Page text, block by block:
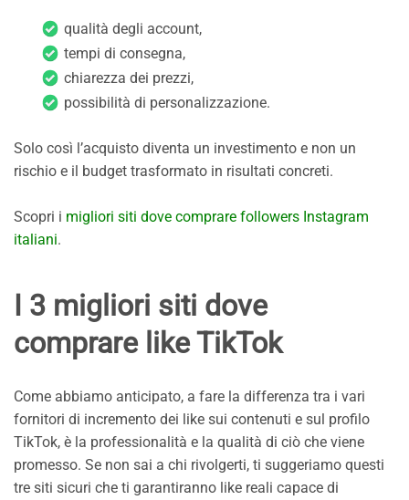
qualità degli account,
tempi di consegna,
chiarezza dei prezzi,
possibilità di personalizzazione.
Solo così l’acquisto diventa un investimento e non un
rischio e il budget trasformato in risultati concreti.
Scopri i migliori siti dove comprare followers Instagram
italiani.
I 3 migliori siti dove
comprare like TikTok
Come abbiamo anticipato, a fare la differenza tra i vari
fornitori di incremento dei like sui contenuti e sul profilo
TikTok, è la professionalità e la qualità di ciò che viene
promesso. Se non sai a chi rivolgerti, ti suggeriamo questi
tre siti sicuri che ti garantiranno like reali capace di